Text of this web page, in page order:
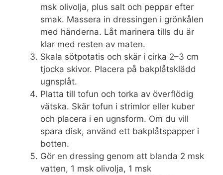
msk olivolja, plus salt och peppar efter
smak. Massera in dressingen i grönkålen
med händerna. Låt marinera tills du är
klar med resten av maten.
Skala sötpotatis och skär i cirka 2–3 cm
tjocka skivor. Placera på bakplåtsklädd
ugnsplåt.
Platta till tofun och torka av överflödig
vätska. Skär tofun i strimlor eller kuber
och placera i en ugnsform. Om du vill
spara disk, använd ett bakplåtspapper i
botten.
Gör en dressing genom att blanda 2 msk
vatten, 1 msk olivolja, 1 msk